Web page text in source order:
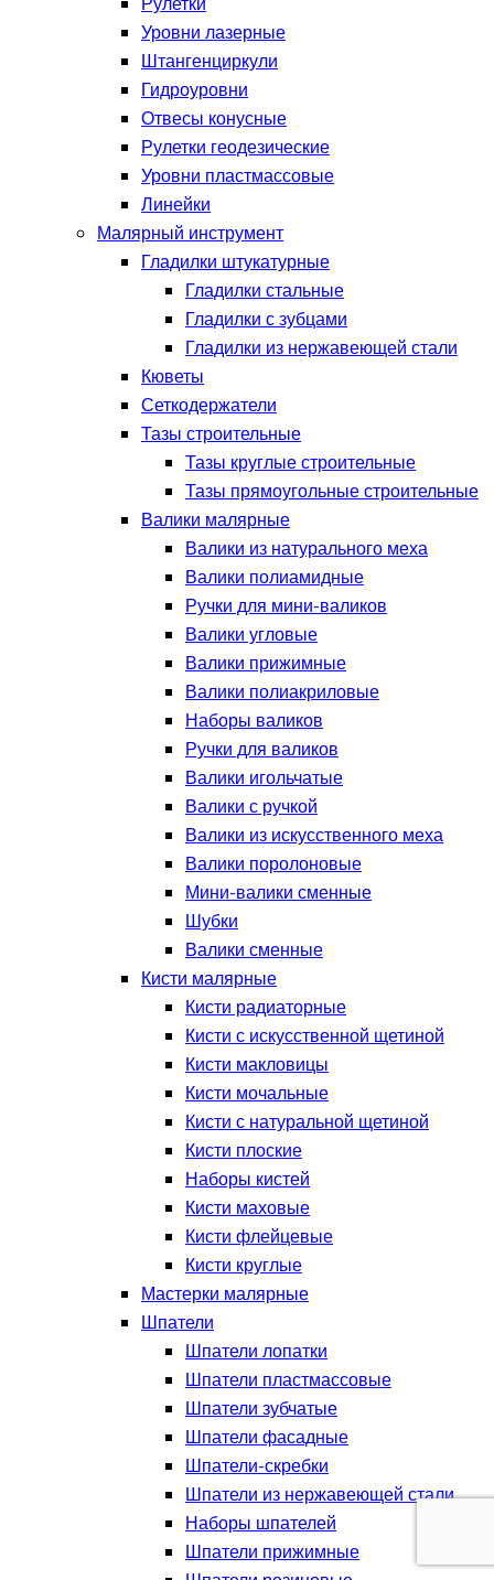
Уровни лазерные
Штангенциркули
Гидроуровни
Отвесы конусные
Рулетки геодезические
Уровни пластмассовые
Линейки
Малярный инструмент
Гладилки штукатурные
Гладилки стальные
Гладилки с зубцами
Гладилки из нержавеющей стали
Кюветы
Сеткодержатели
Тазы строительные
Тазы круглые строительные
Тазы прямоугольные строительные
Валики малярные
Валики из натурального меха
Валики полиамидные
Ручки для мини-валиков
Валики угловые
Валики прижимные
Валики полиакриловые
Наборы валиков
Ручки для валиков
Валики игольчатые
Валики с ручкой
Валики из искусственного меха
Валики поролоновые
Мини-валики сменные
Шубки
Валики сменные
Кисти малярные
Кисти радиаторные
Кисти с искусственной щетиной
Кисти макловицы
Кисти мочальные
Кисти с натуральной щетиной
Кисти плоские
Наборы кистей
Кисти маховые
Кисти флейцевые
Кисти круглые
Мастерки малярные
Шпатели
Шпатели лопатки
Шпатели пластмассовые
Шпатели зубчатые
Шпатели фасадные
Шпатели-скребки
Шпатели из нержавеющей стали
Наборы шпателей
Шпатели прижимные